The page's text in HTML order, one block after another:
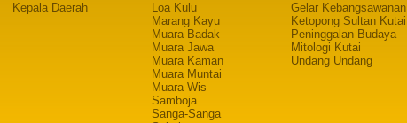
Kepala Daerah
Loa Kulu
Marang Kayu
Muara Badak
Muara Jawa
Muara Kaman
Muara Muntai
Muara Wis
Samboja
Sanga-Sanga
Gelar Kebangsawanan
Ketopong Sultan Kutai
Peninggalan Budaya
Mitologi Kutai
Undang Undang